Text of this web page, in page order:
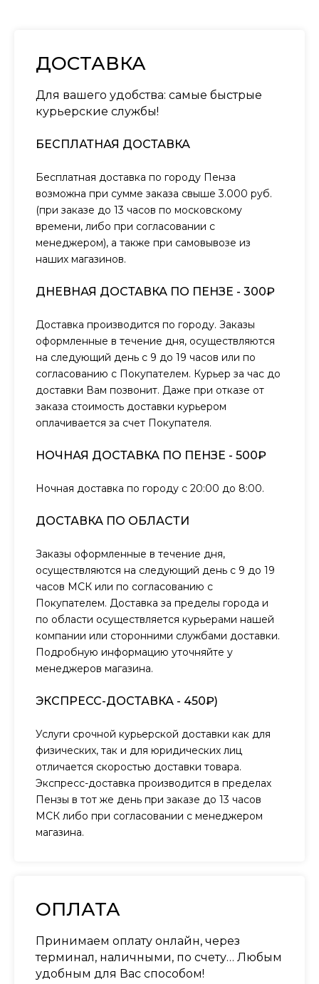
ДОСТАВКА
Для вашего удобства: самые быстрые
курьерские службы!
БЕСПЛАТНАЯ ДОСТАВКА
Бесплатная доставка по городу Пенза
возможна при сумме заказа свыше 3.000 руб.
(при заказе до 13 часов по московскому
времени, либо при согласовании с
менеджером), а также при самовывозе из
наших магазинов.
ДНЕВНАЯ ДОСТАВКА ПО ПЕНЗЕ - 300₽
Доставка производится по городу. Заказы
оформленные в течение дня, осуществляются
на следующий день с 9 до 19 часов или по
согласованию с Покупателем. Курьер за час до
доставки Вам позвонит. Даже при отказе от
заказа стоимость доставки курьером
оплачивается за счет Покупателя.
НОЧНАЯ ДОСТАВКА ПО ПЕНЗЕ - 500₽
Ночная доставка по городу с 20:00 до 8:00.
ДОСТАВКА ПО ОБЛАСТИ
Заказы оформленные в течение дня,
осуществляются на следующий день с 9 до 19
часов МСК или по согласованию с
Покупателем. Доставка за пределы города и
по области осуществляется курьерами нашей
компании или сторонними службами доставки.
Подробную информацию уточняйте у
менеджеров магазина.
ЭКСПРЕСС-ДОСТАВКА - 450₽)
Услуги срочной курьерской доставки как для
физических, так и для юридических лиц
отличается скоростью доставки товара.
Экспресс-доставка производится в пределах
Пензы в тот же день при заказе до 13 часов
МСК либо при согласовании с менеджером
магазина.
ОПЛАТА
Принимаем оплату онлайн, через
терминал, наличными, по счету… Любым
удобным для Вас способом!